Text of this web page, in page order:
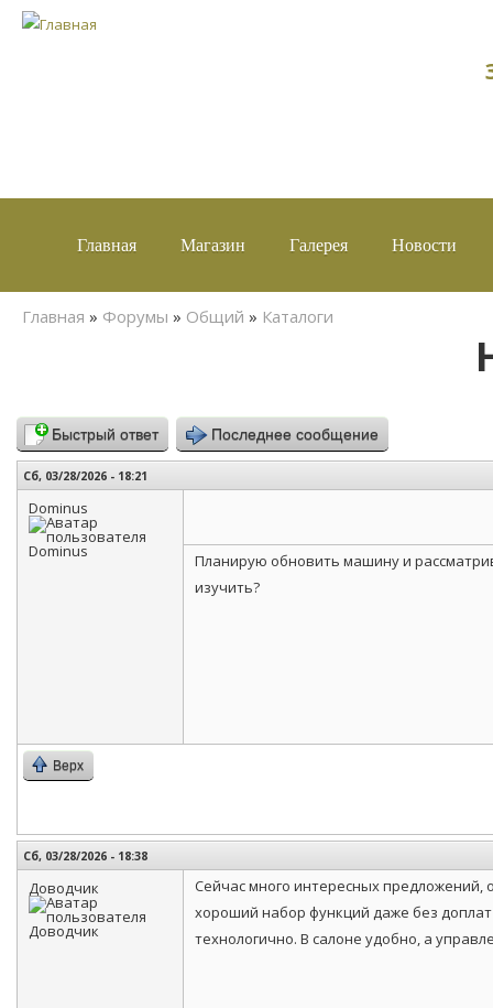
Главная Магазин Галерея Новости
Вы здесь
Главная » Форумы » Общий » Каталоги
Быстрый ответ Последнее сообщение
Сб, 03/28/2026 - 18:21
Dominus
Планирую обновить машину и
изучить?
Верх
Сб, 03/28/2026 - 18:38
Доводчик
Сейчас много интересных
хороший набор функций даже без
технологично. В салоне удобно, а